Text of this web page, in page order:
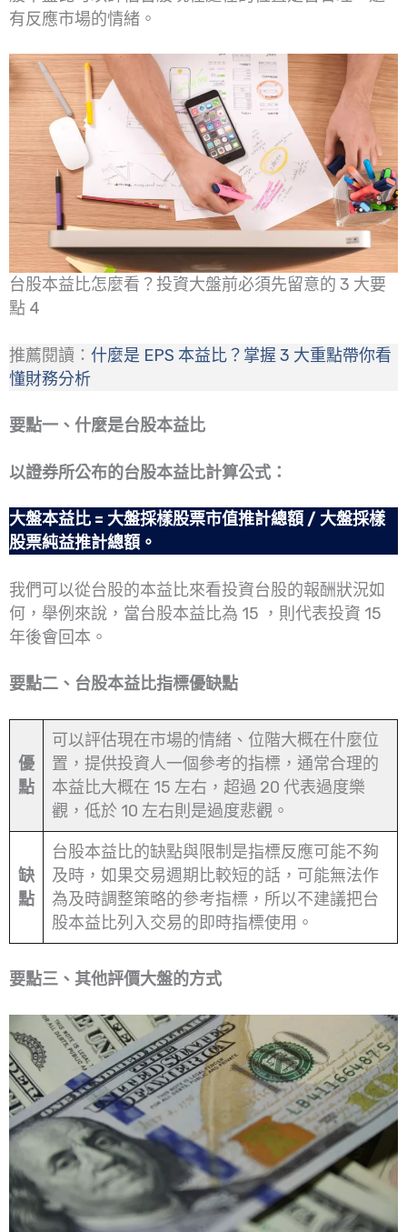
有反應市場的情緒。
台股本益比怎麼看？投資大盤前必須先留意的 3 大要
點 4
推薦閱讀： 什麼是 EPS 本益比？掌握 3 大重點帶你看
懂財務分析
要點一、什麼是台股本益比
以證券所公布的台股本益比計算公式：
大盤本益比 = 大盤採樣股票市值推計總額 / 大盤採樣
股票純益推計總額。
我們可以從台股的本益比來看投資台股的報酬狀況如
何，舉例來說，當台股本益比為 15 ，則代表投資 15
年後會回本。
要點二、台股本益比指標優缺點
優
點
可以評估現在市場的情緒、位階大概在什麼位
置，提供投資人一個參考的指標，通常合理的
本益比大概在 15 左右，超過 20 代表過度樂
觀，低於 10 左右則是過度悲觀。
缺
點
台股本益比的缺點與限制是指標反應可能不夠
及時，如果交易週期比較短的話，可能無法作
為及時調整策略的參考指標，所以不建議把台
股本益比列入交易的即時指標使用。
要點三、其他評價大盤的方式